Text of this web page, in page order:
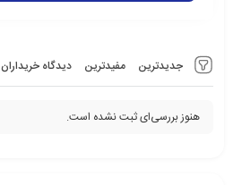
جدیدترین مفیدترین دیدگاه خریداران
هنوز بررسی‌ای ثبت نشده است.